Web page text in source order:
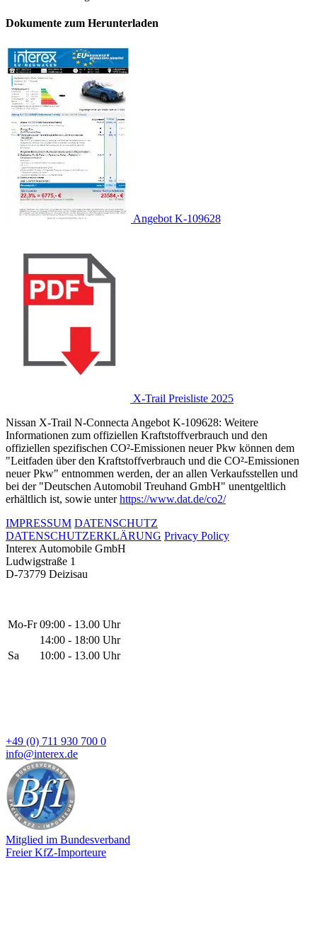
Dokumente zum Herunterladen
Angebot K-109628
X-Trail Preisliste 2025
Nissan X-Trail N-Connecta Angebot K-109628: Weitere
Informationen zum offiziellen Kraftstoffverbrauch und den
offiziellen spezifischen CO²-Emissionen neuer Pkw können dem
"Leitfaden über den Kraftstoffverbrauch und die CO²-Emissionen
neuer Pkw" entnommen werden, der an allen Verkaufsstellen und
bei der "Deutschen Automobil Treuhand GmbH" unentgeltlich
erhältlich ist, sowie unterhttps://www.dat.de/co2/
IMPRESSUM DATENSCHUTZ
DATENSCHUTZERKLÄRUNG Privacy Policy
Interex Automobile GmbH
Ludwigstraße 1
D-73779 Deizisau
Mo-Fr 09:00 - 13.00 Uhr
14:00 - 18:00 Uhr
Sa
10:00 - 13.00 Uhr
+49 (0) 711 930 700 0
info@interex.de
Mitglied im Bundesverband
Freier KfZ-Importeure